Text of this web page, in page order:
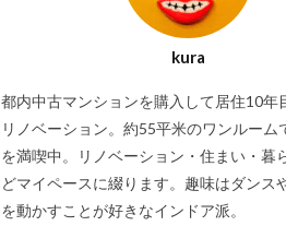
kura
都内中古マンションを購入して居住10年
リノベーション。約55平米のワンルーム
を満喫中。リノベーション・住まい・暮
どマイペースに綴ります。趣味はダンス
を動かすことが好きなインドア派。